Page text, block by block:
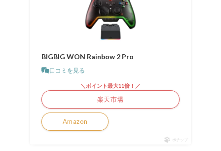
BIGBIG WON Rainbow 2 Pro
口コミを見る
Amazon
＼ポイント最大11倍！／
楽天市場
ポチップ